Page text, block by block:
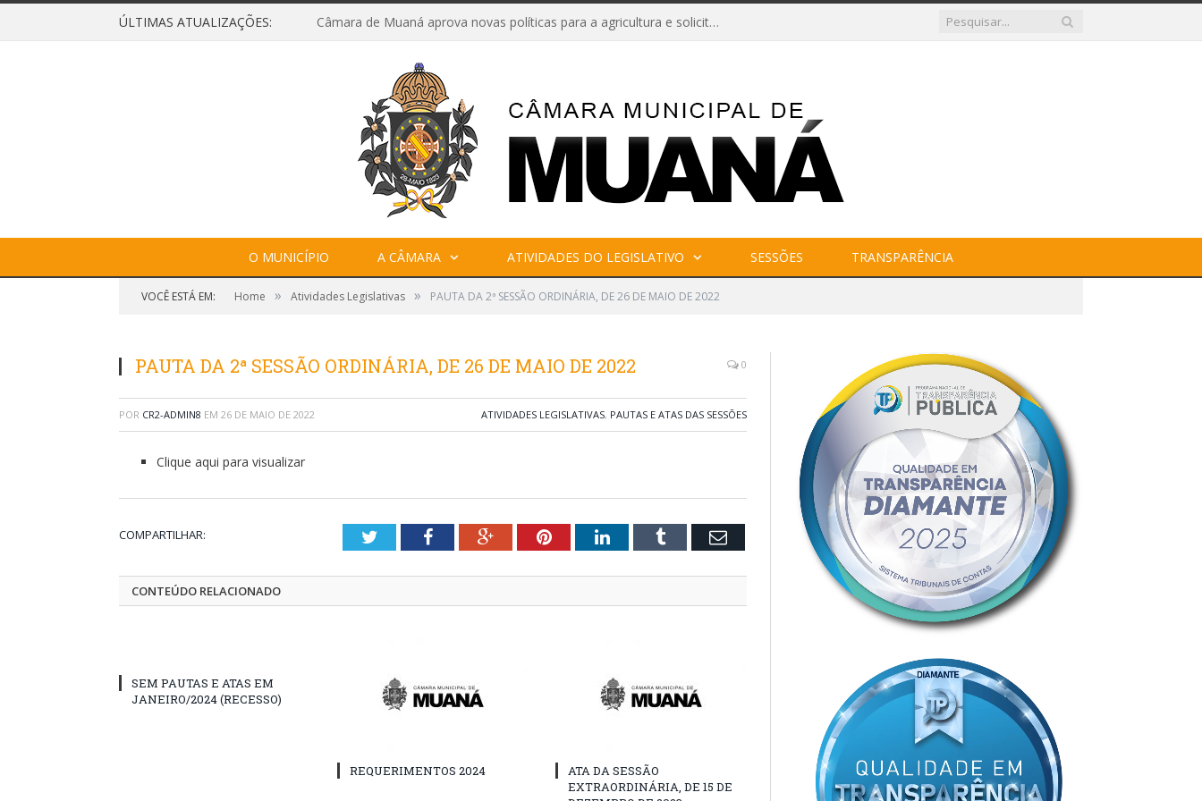
ÚLTIMAS ATUALIZAÇÕES: Câmara de Muaná aprova novas políticas para a agricultura e solicita reforma da Ponte do Reduto
O MUNICÍPIO A CÂMARA ATIVIDADES DO LEGISLATIVO SESSÕES TRANSPARÊNCIA
VOCÊ ESTÁ EM: Home » Atividades Legislativas » PAUTA DA 2ª SESSÃO ORDINÁRIA, DE 26 DE MAIO DE 2022
PAUTA DA 2ª SESSÃO ORDINÁRIA, DE 26 DE MAIO DE 2022 0
POR CR2-ADMIN8 EM 26 DE MAIO DE 2022 ATIVIDADES LEGISLATIVAS, PAUTAS E ATAS DAS SESSÕES
Clique aqui para visualizar
COMPARTILHAR: TwitterFacebookGoogle+PinterestLinkedInTumblr Email
CONTEÚDO RELACIONADO
SEM PAUTAS E ATAS EM
JANEIRO/2024 (RECESSO)
REQUERIMENTOS 2024
ATA DA SESSÃO
EXTRAORDINÁRIA, DE 15 DE